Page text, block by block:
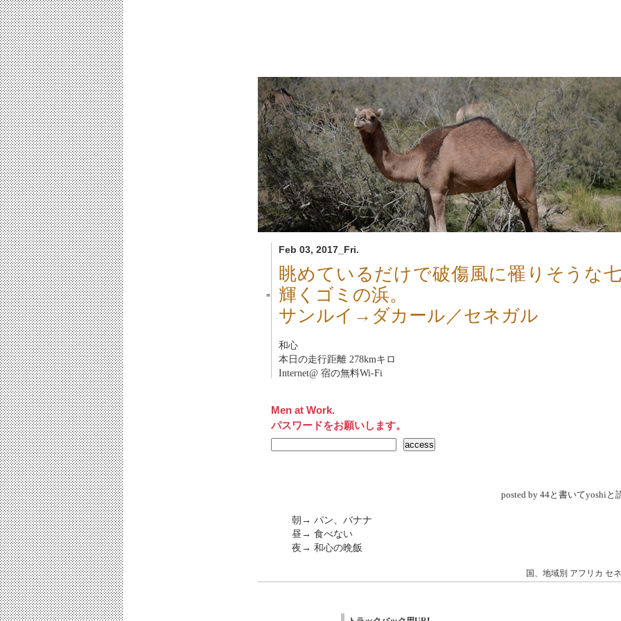
Feb 03, 2017_Fri.
■
眺めているだけで破傷風に罹りそうな
輝くゴミの浜。
サンルイ→ダカール／セネガル
和心
本日の走行距離 278kmキロ
Internet@ 宿の無料Wi-Fi
Men at Work.
パスワードをお願いします。
posted by 44と書いてyoshiと
朝→ パン、バナナ
昼→ 食べない
夜→ 和心の晩飯
国、地域別 アフリカ セ